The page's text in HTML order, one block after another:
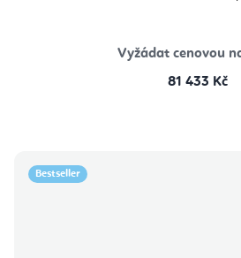
Vyžádat cenovou
81 433 Kč
Bestseller